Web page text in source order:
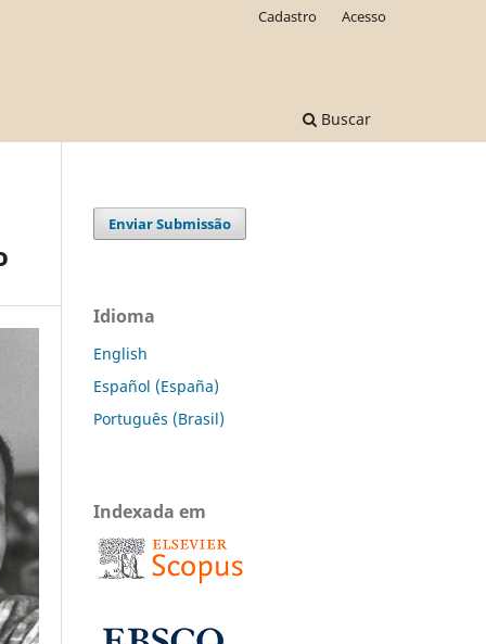
Buscar
Cadastro Acesso
Enviar Submissão
Idioma
English
Español (España)
Português (Brasil)
Indexada em